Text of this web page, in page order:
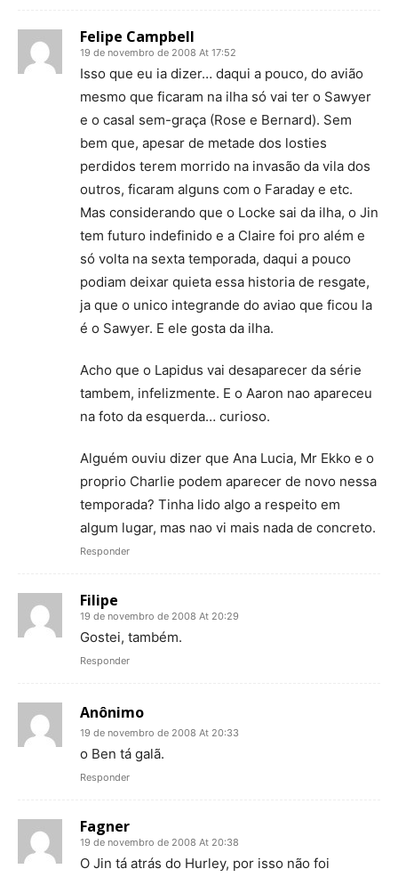
Felipe Campbell
19 de novembro de 2008 At 17:52
Isso que eu ia dizer… daqui a pouco, do avião
mesmo que ficaram na ilha só vai ter o Sawyer
e o casal sem-graça (Rose e Bernard). Sem
bem que, apesar de metade dos losties
perdidos terem morrido na invasão da vila dos
outros, ficaram alguns com o Faraday e etc.
Mas considerando que o Locke sai da ilha, o Jin
tem futuro indefinido e a Claire foi pro além e
só volta na sexta temporada, daqui a pouco
podiam deixar quieta essa historia de resgate,
ja que o unico integrande do aviao que ficou la
é o Sawyer. E ele gosta da ilha.
Acho que o Lapidus vai desaparecer da série
tambem, infelizmente. E o Aaron nao apareceu
na foto da esquerda… curioso.
Alguém ouviu dizer que Ana Lucia, Mr Ekko e o
proprio Charlie podem aparecer de novo nessa
temporada? Tinha lido algo a respeito em
algum lugar, mas nao vi mais nada de concreto.
Responder
Filipe
19 de novembro de 2008 At 20:29
Gostei, também.
Responder
Anônimo
19 de novembro de 2008 At 20:33
o Ben tá galã.
Responder
Fagner
19 de novembro de 2008 At 20:38
O Jin tá atrás do Hurley, por isso não foi